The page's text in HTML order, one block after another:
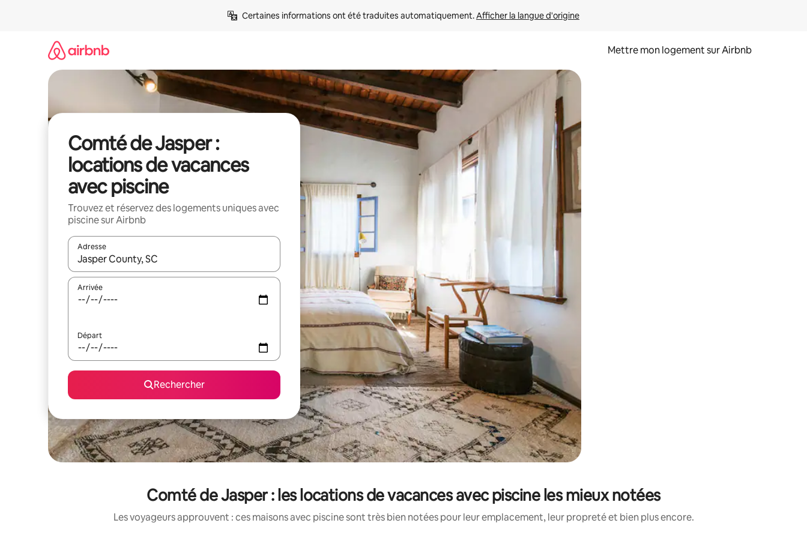
Certaines informations ont été traduites automatiquement. Afficher la langue d'origine
Mettre mon logement sur Airbnb
Comté de Jasper :
locations de vacances
avec piscine
Trouvez et réservez des logements uniques avec
piscine sur Airbnb
Adresse
Lorsque les résultats s'affichent, utilisez les flèches vers le haut et vers le bas pour les parcourir ou en appuyant et en faisant glisser.
Arrivée
Départ
Rechercher
Comté de Jasper : les locations de vacances avec piscine les mieux notées
Les voyageurs approuvent : ces maisons avec piscine sont très bien notées pour leur emplacement, leur propreté et bien plus encore.